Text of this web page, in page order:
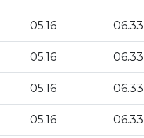
05.16 06.33
05.16 06.33
05.16 06.33
05.16 06.33